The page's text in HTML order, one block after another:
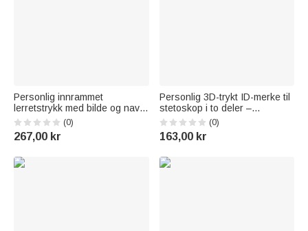
Personlig innrammet
lerretstrykk med bilde og navn
som fargerik stuedekor og flott
bursdagsgave til en lege eller
sykepleier
(0)
267,00 kr
Personlig 3D-trykt ID-merke til
stetoskop i to deler –
medisinsk stillingsidentifikator
med tekst – takkegave ved
eksamen til leger og
(0)
163,00 kr